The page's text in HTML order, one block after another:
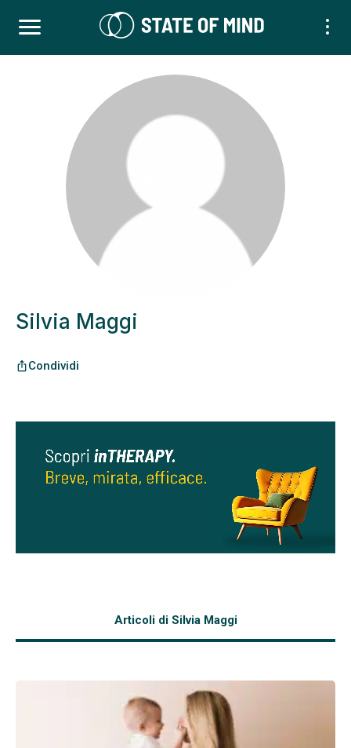
Silvia Maggi
ios_shareCondividi
Articoli di Silvia Maggi